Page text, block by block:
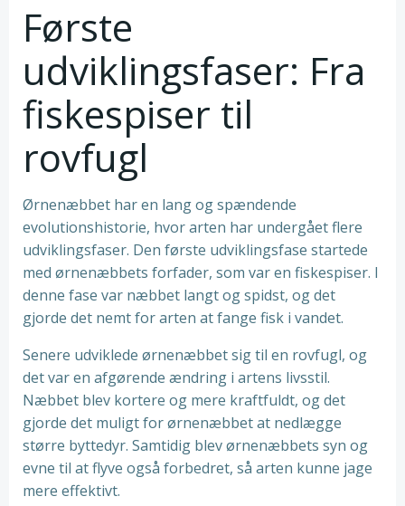
Første
udviklingsfaser: Fra
fiskespiser til
rovfugl
Ørnenæbbet har en lang og spændende
evolutionshistorie, hvor arten har undergået flere
udviklingsfaser. Den første udviklingsfase startede
med ørnenæbbets forfader, som var en fiskespiser. I
denne fase var næbbet langt og spidst, og det
gjorde det nemt for arten at fange fisk i vandet.
Senere udviklede ørnenæbbet sig til en rovfugl, og
det var en afgørende ændring i artens livsstil.
Næbbet blev kortere og mere kraftfuldt, og det
gjorde det muligt for ørnenæbbet at nedlægge
større byttedyr. Samtidig blev ørnenæbbets syn og
evne til at flyve også forbedret, så arten kunne jage
mere effektivt.